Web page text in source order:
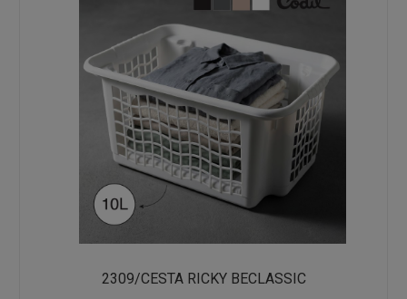
2309/CESTA RICKY BECLASSIC